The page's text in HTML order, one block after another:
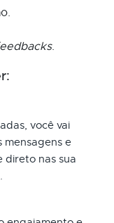
.
você vai
e
direto nas sua